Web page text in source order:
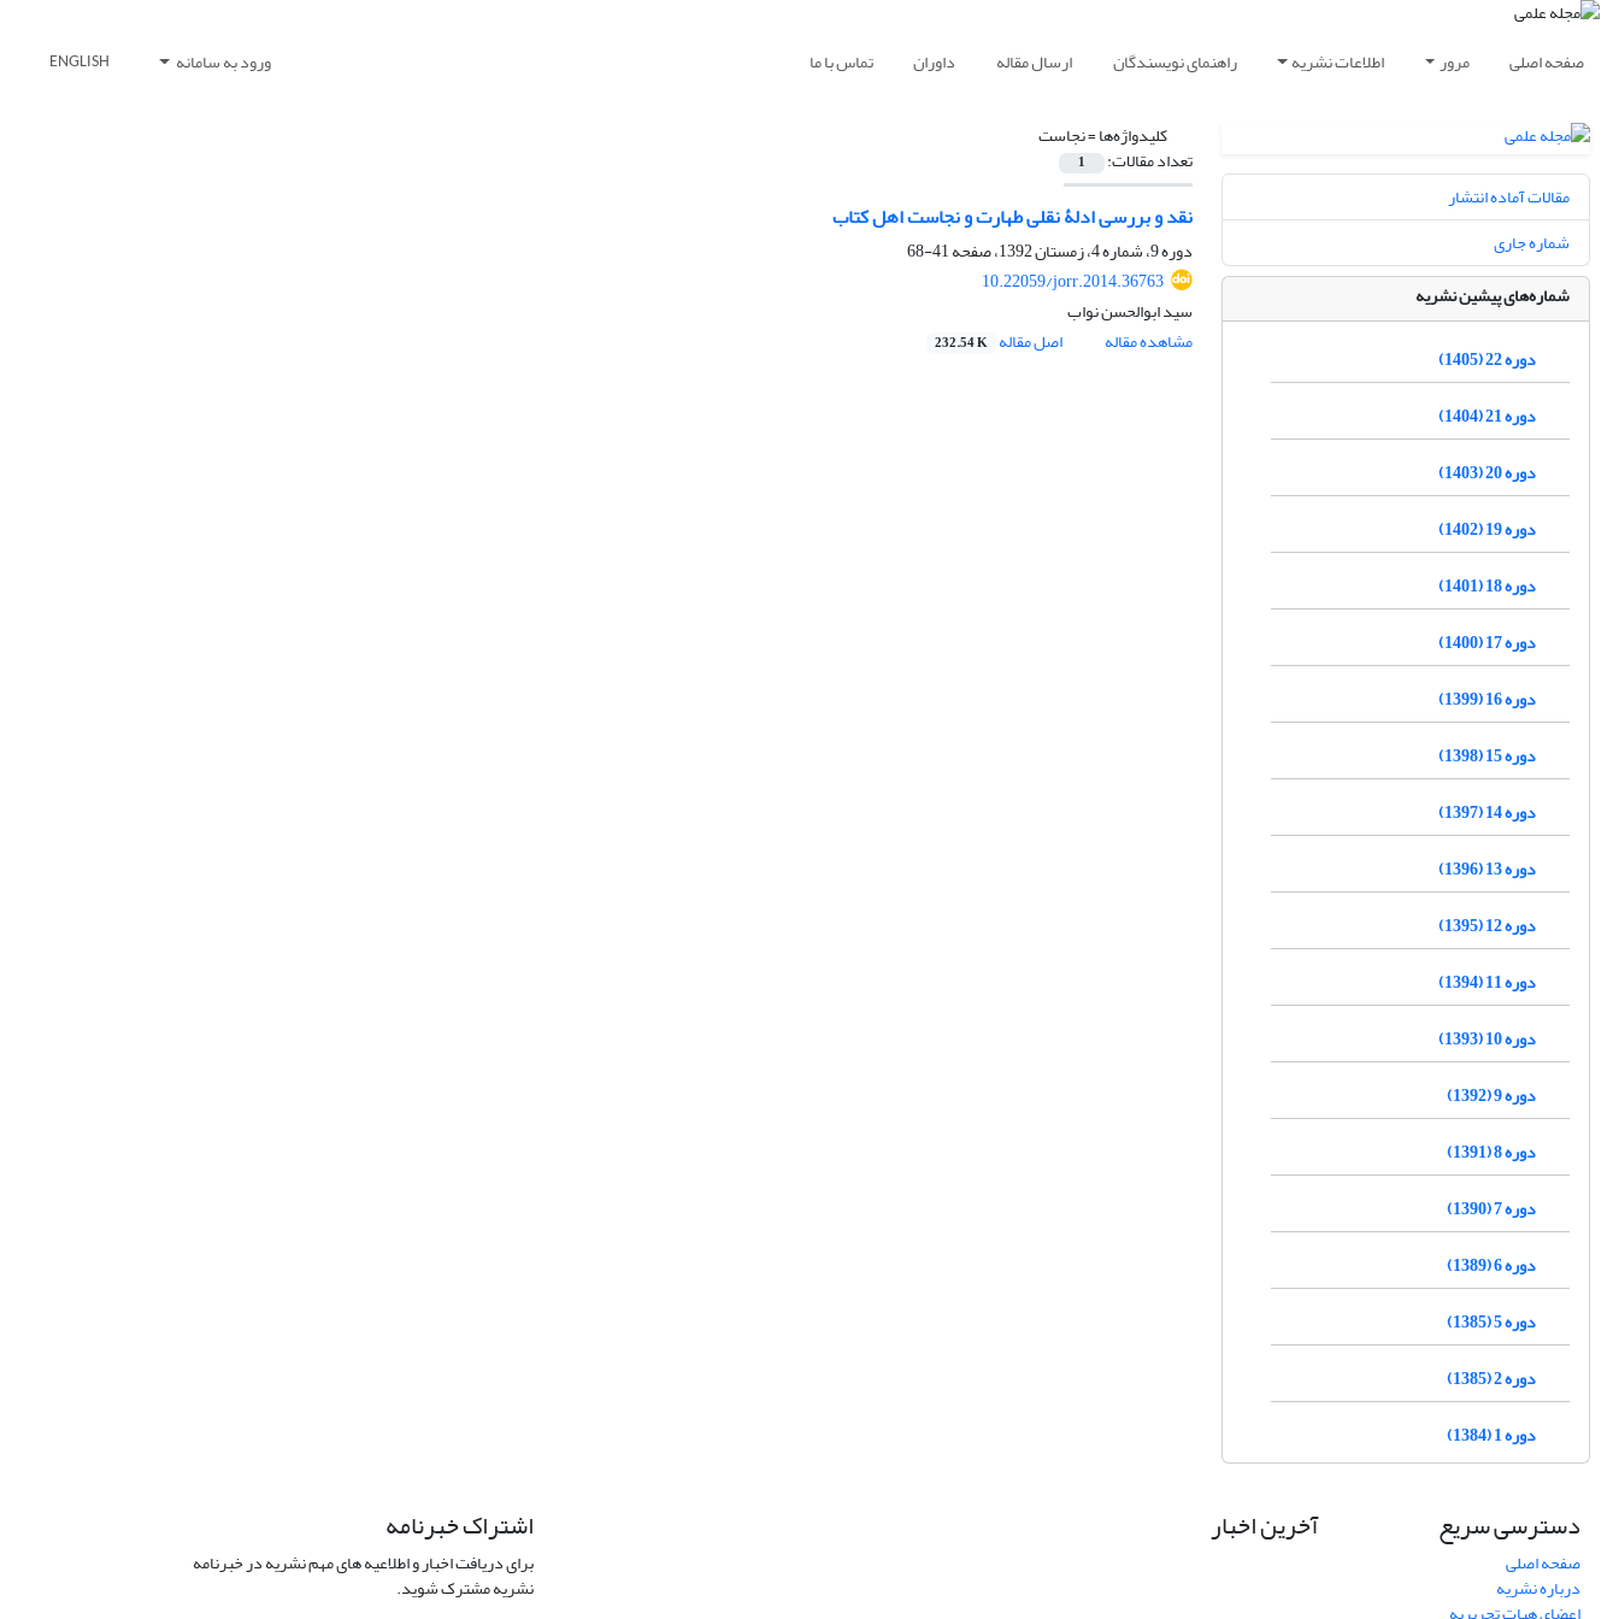
صفحه اصلی مرور اطلاعات نشریه راهنمای نویسندگان ارسال مقاله داوران تماس با ما ورود به سامانه ENGLISH
کلیدواژه‌ها =نجاست
تعداد مقالات: 1
نقد و بررسی ادلۀ نقلی طهارت و نجاست اهل کتاب
دوره 9، شماره 4، زمستان 1392، صفحه
41-68
10.22059/jorr.2014.36763
سید ابوالحسن نواب
مشاهده مقاله
اصل مقاله 232.54 K
مقالات آماده انتشار
شماره جاری
شماره‌های پیشین نشریه
دوره 22 (1405)
دوره 21 (1404)
دوره 20 (1403)
دوره 19 (1402)
دوره 18 (1401)
دوره 17 (1400)
دوره 16 (1399)
دوره 15 (1398)
دوره 14 (1397)
دوره 13 (1396)
دوره 12 (1395)
دوره 11 (1394)
دوره 10 (1393)
دوره 9 (1392)
دوره 8 (1391)
دوره 7 (1390)
دوره 6 (1389)
دوره 5 (1385)
دوره 2 (1385)
دوره 1 (1384)
دسترسی سریع
صفحه اصلی
درباره نشریه
آخرین اخبار اشتراک خبرنامه
برای دریافت اخبار و اطلاعیه های مهم نشریه در خبرنامه
نشریه مشترک شوید.